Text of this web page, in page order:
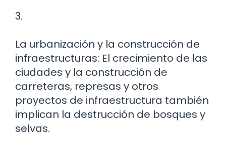
3.
La urbanización y la construcción de
infraestructuras: El crecimiento de las
ciudades y la construcción de
carreteras, represas y otros
proyectos de infraestructura también
implican la destrucción de bosques y
selvas.